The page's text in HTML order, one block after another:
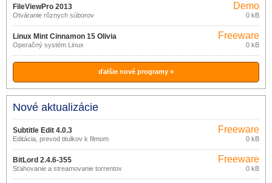
FileViewPro 2013
Otváranie rôznych súborov
Demo
0 kB
Linux Mint Cinnamon 15 Olivia
Operačný systém Linux
Freeware
0 kB
ďalšie nové programy »
Nové aktualizácie
Subtitle Edit 4.0.3
Editácia, prevod titulkov k filmom
Freeware
0 kB
BitLord 2.4.6-355
Sťahovanie a streamovanie torrentov
Freeware
0 kB